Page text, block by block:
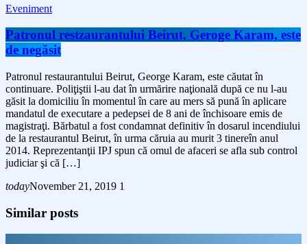
Eveniment
Patronul restzaurantului Beirut, Geroge Karam, este
de negăsit
Patronul restaurantului Beirut, George Karam, este căutat în
continuare. Poliţiştii l-au dat în urmărire naţională după ce nu l-au
găsit la domiciliu în momentul în care au mers să pună în aplicare
mandatul de executare a pedepsei de 8 ani de închisoare emis de
magistraţi. Bărbatul a fost condamnat definitiv în dosarul incendiului
de la restaurantul Beirut, în urma căruia au murit 3 tinereîn anul
2014. Reprezentanţii IPJ spun că omul de afaceri se afla sub control
judiciar şi că […]
todayNovember 21, 2019 1
Similar posts